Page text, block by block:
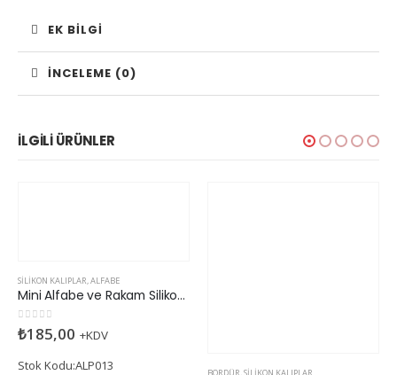
EK BILGI
İNCELEME (0)
İLGILI ÜRÜNLER
SILIKON KALIPLAR,ALFABE
Mini Alfabe ve Rakam Silikon Kalıp
05 üzerinden
₺185,00 +KDV
Stok Kodu:ALP013
Stok Kodu:BRD015